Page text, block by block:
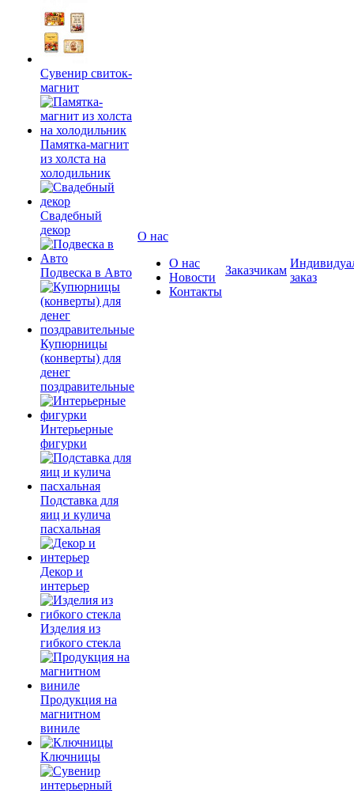
Сувенир свиток-
магнит
Памятка-магнит
из холста на
холодильник
Свадебный
декор
Подвеска в Авто
Купюрницы
(конверты) для
денег
поздравительные
Интерьерные
фигурки
Подставка для
яиц и кулича
пасхальная
Декор и
интерьер
Изделия из
гибкого стекла
Продукция на
магнитном
виниле
Ключницы
О нас
О нас
Новости
Контакты
Заказчикам
заказ